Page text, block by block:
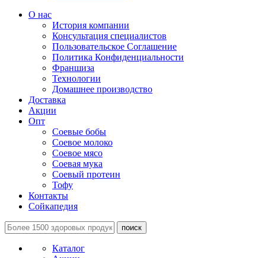
О нас
История компании
Консультация специалистов
Пользовательское Соглашение
Политика Конфиденциальности
Франшиза
Технологии
Домашнее производство
Доставка
Акции
Опт
Соевые бобы
Соевое молоко
Соевое мясо
Соевая мука
Соевый протеин
Тофу
Контакты
Сойкапедия
поиск
Каталог